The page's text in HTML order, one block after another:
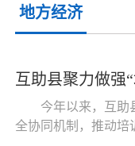
地方经济
互助县聚力做强
今年以来，互助
全协同机制，推动培